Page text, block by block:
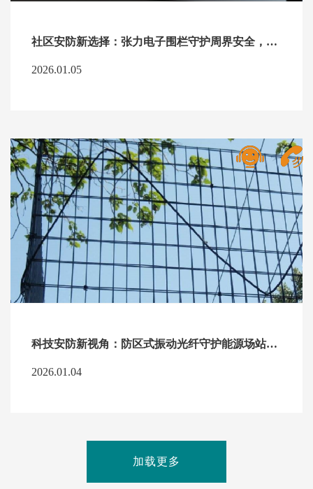
社区安防新选择：张力电子围栏守护周界安全，让管理更高效。
2026.01.05
科技安防新视角：防区式振动光纤守护能源场站周界安全
2026.01.04
加载更多